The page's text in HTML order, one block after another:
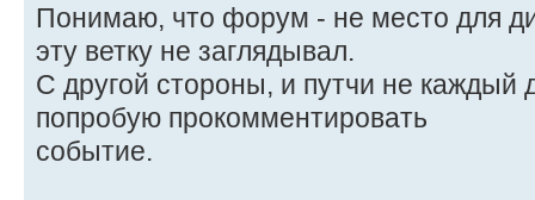
Понимаю, что форум - не место для
эту ветку не заглядывал.
С другой стороны, и путчи не каждый
попробую прокомментировать
событие.